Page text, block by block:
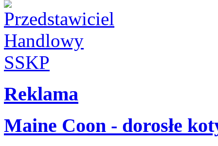
Reklama
Maine Coon - dorosłe